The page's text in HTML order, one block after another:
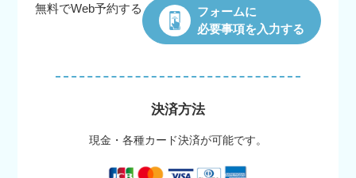
無料でWeb予約する
フォームに
必要事項を入力する
決済方法
現金・各種カード決済が可能です。